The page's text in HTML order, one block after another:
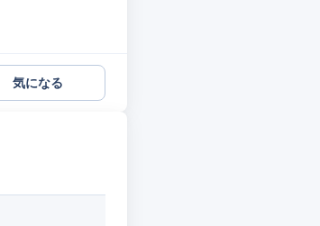
気になる